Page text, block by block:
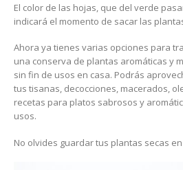
El color de las hojas, que del verde
indicará el momento de sacar las
Ahora ya tienes varias opciones para
una conserva de plantas aromáticas y
sin fin de usos en casa. Podrás
tus tisanas, decocciones, macerados,
recetas para platos sabrosos y
usos.
No olvides guardar tus plantas secas